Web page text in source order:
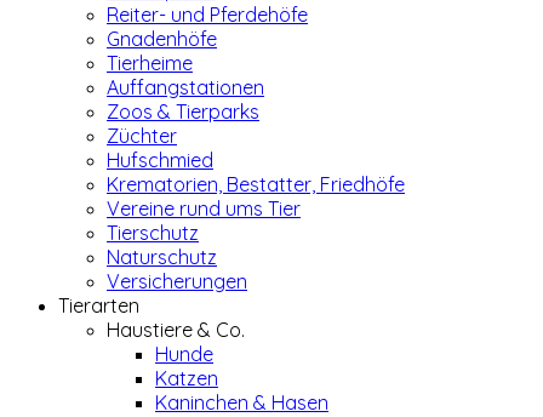
Reiter- und Pferdehöfe
Gnadenhöfe
Tierheime
Auffangstationen
Zoos & Tierparks
Züchter
Hufschmied
Krematorien, Bestatter, Friedhöfe
Vereine rund ums Tier
Tierschutz
Naturschutz
Versicherungen
Tierarten
Haustiere & Co.
Hunde
Katzen
Kaninchen & Hasen